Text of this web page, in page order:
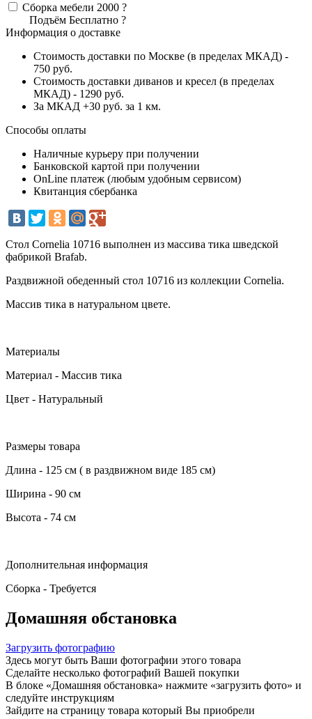
Сборка мебели 2000 ?
Подъём Бесплатно ?
Информация о доставке
Стоимость доставки по Москве (в пределах МКАД) -
750 руб.
Стоимость доставки диванов и кресел (в пределах
МКАД) - 1290 руб.
За МКАД +30 руб. за 1 км.
Способы оплаты
Наличные курьеру при получении
Банковской картой при получении
OnLine платеж (любым удобным сервисом)
Квитанция сбербанка
Стол Cornelia 10716 выполнен из массива тика шведской
фабрикой Brafab.
Раздвижной обеденный стол 10716 из коллекции Cornelia.
Массив тика в натуральном цвете.
Материалы
Материал - Массив тика
Цвет - Натуральный
Размеры товара
Длина - 125 см ( в раздвижном виде 185 см)
Ширина - 90 см
Высота - 74 см
Дополнительная информация
Сборка - Требуется
Домашняя обстановка
Загрузить фотографию
Здесь могут быть Ваши фотографии этого товара
Сделайте несколько фотографий Вашей покупки
В блоке «Домашняя обстановка» нажмите «загрузить фото» и
следуйте инструкциям
Зайдите на страницу товара который Вы приобрели